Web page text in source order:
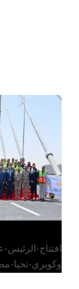
الرئيس
افتتاح-
وكوبري-تحيا-